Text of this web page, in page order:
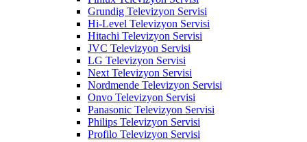
Grundig Televizyon Servisi
Hi-Level Televizyon Servisi
Hitachi Televizyon Servisi
JVC Televizyon Servisi
LG Televizyon Servisi
Next Televizyon Servisi
Nordmende Televizyon Servisi
Onvo Televizyon Servisi
Panasonic Televizyon Servisi
Philips Televizyon Servisi
Profilo Televizyon Servisi